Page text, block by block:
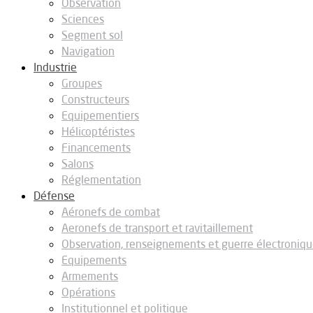
Observation
Sciences
Segment sol
Navigation
Industrie
Groupes
Constructeurs
Equipementiers
Hélicoptéristes
Financements
Salons
Réglementation
Défense
Aéronefs de combat
Aeronefs de transport et ravitaillement
Observation, renseignements et guerre
Equipements
Armements
Opérations
Institutionnel et politique